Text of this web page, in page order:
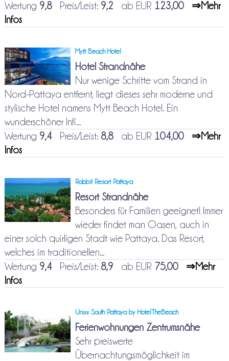
Wertung 9,8Preis/Leist: 9,2 ab EUR 123,00
⇒Mehr
Infos
Mytt Beach Hotel
Hotel Strandnähe
Nur wenige Schritte vom Strand in
Nord-Pattaya entfernt, liegt dieses sehr moderne und
stylische Hotel namens Mytt Beach Hotel. Ein
wunderschöner Infi...
Wertung 9,4Preis/Leist: 8,8ab EUR 104,00
⇒Mehr
Infos
Rabbit Resort Pattaya
Resort Strandnähe
Besonders für Familien geeignet! Immer
wieder findet man Oasen, auch in
einer solch quirligen Stadt wie Pattaya. Das Resort,
welches im traditionellen...
Wertung 9,4Preis/Leist: 8,9 ab EUR 75,00
⇒Mehr
Infos
Unixx South Pattaya by HotelTheBeach
Ferienwohnungen Zentrumsnähe
Sehr preiswerte
Übernachtungsmöglichkeit im